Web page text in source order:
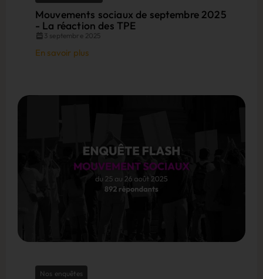
Mouvements sociaux de septembre 2025
- La réaction des TPE
3 septembre 2025
En savoir plus
Nos enquêtes